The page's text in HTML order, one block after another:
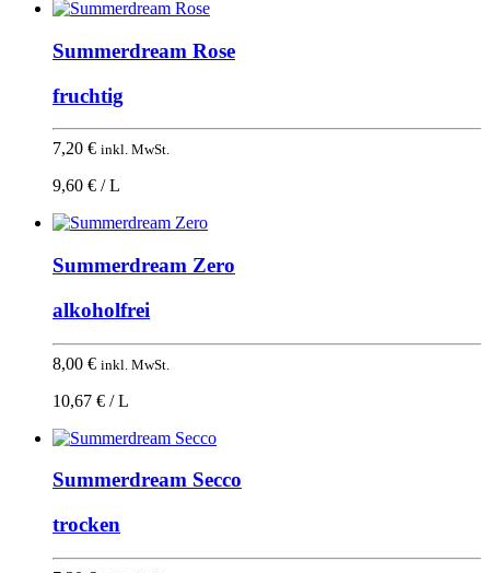
Summerdream Rose
fruchtig
7,20 € inkl. MwSt.
9,60 € / L
Summerdream Zero
alkoholfrei
8,00 € inkl. MwSt.
10,67 € / L
Summerdream Secco
trocken